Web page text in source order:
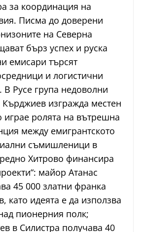
за координация на
Писма до доверени
на Северна
бърз успех и руска
емисари търсят
и логистични
В Русе група недоволни
изгражда местен
играе ролята на вътрешна
между емигрантското
съмишленици в
Хитрово финансира
майор Атанас
45 000 златни франка
като идеята е да използва
пионерния полк;
в Силистра получава 40